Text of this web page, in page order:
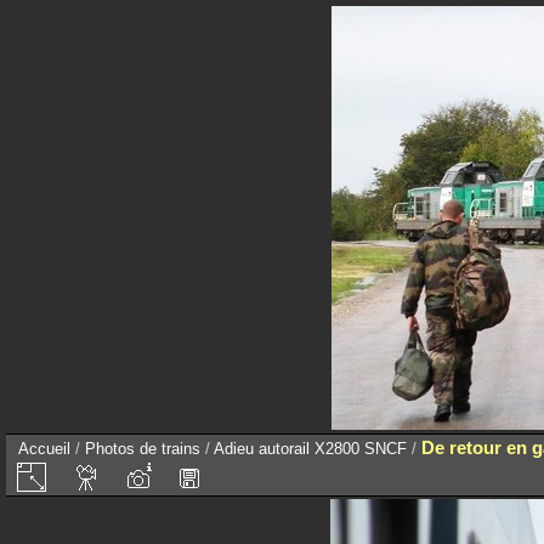
Accueil / Photos de trains / Adieu autorail X2800 SNCF / De retour en